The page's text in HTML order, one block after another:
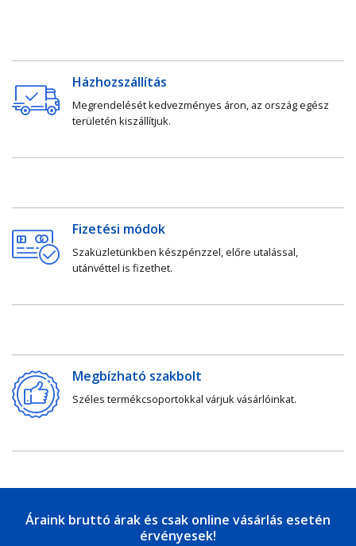
Házhozszállítás
Megrendelését kedvezményes áron, az ország egész
területén kiszállítjuk.
Fizetési módok
Szaküzletünkben készpénzzel, előre utalással,
utánvéttel is fizethet.
Megbízható szakbolt
Széles termékcsoportokkal várjuk vásárlóinkat.
Áraink bruttó árak és csak online vásárlás esetén
érvényesek!